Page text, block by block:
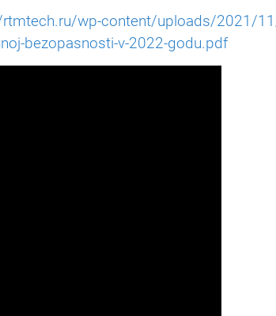
wp-content/uploads/2021/
bezopasnosti-v-2022-godu.pdf